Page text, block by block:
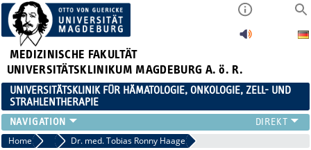
MEDIZINISCHE FAKULTÄT
UNIVERSITÄTSKLINIKUM MAGDEBURG A. ö. R.
UNIVERSITÄTSKLINIK FÜR HÄMATOLOGIE, ONKOLOGIE, ZELL- UND
STRAHLENTHERAPIE
KLINIK
Home Wissenschaft
Dr. med. Tobias Ronny Haage